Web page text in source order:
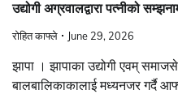
उद्योगी अग्रवालद्वारा पत्नीको
रोहित काफ्ले June 29, 2026
झापा । झापाका उद्योगी एवम्
बालबालिकाकालाई मध्यनजर गर्दै